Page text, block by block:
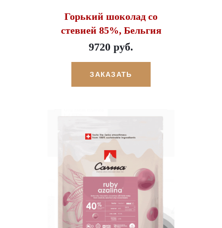
Горький шоколад со
стевией 85%, Бельгия
9720 руб.
ЗАКАЗАТЬ